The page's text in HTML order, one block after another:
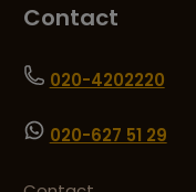
Contact
020-4202220
020-627 51 29